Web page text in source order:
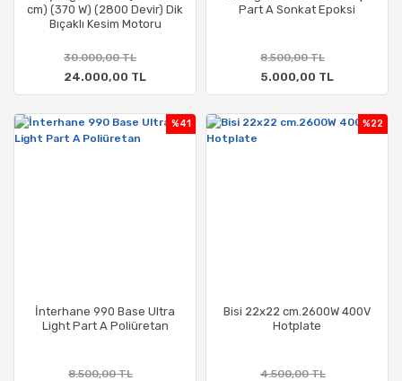
cm) (370 W) (2800 Devir) Dik
Bıçaklı Kesim Motoru
30.000,00 TL
24.000,00 TL
Part A Sonkat Epoksi
8.500,00 TL
5.000,00 TL
İnterhane 990 Base Ultra
Light Part A Poliüretan
%41
8.500,00 TL
Bisi 22x22 cm.2600W 400V
Hotplate
%22
4.500,00 TL